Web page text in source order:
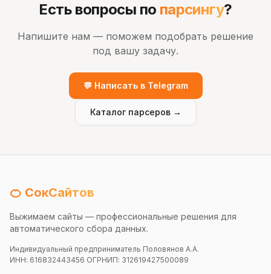
Есть вопросы по парсингу?
Напишите нам — поможем подобрать решение
под вашу задачу.
💬 Написать в Telegram
Каталог парсеров →
🍊 СокСайтов
Выжимаем сайты — профессиональные решения для
автоматического сбора данных.
Индивидуальный предприниматель Половянов А.А.
ИНН: 616832443456 ОГРНИП: 312619427500089